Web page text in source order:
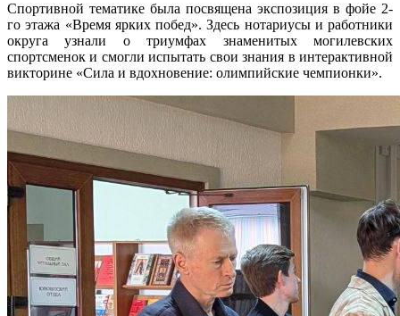
Спортивной тематике была посвящена экспозиция в фойе 2-
го этажа «Время ярких побед». Здесь нотариусы и работники
округа узнали о триумфах знаменитых могилевских
спортсменок и смогли испытать свои знания в интерактивной
викторине «Сила и вдохновение: олимпийские чемпионки».